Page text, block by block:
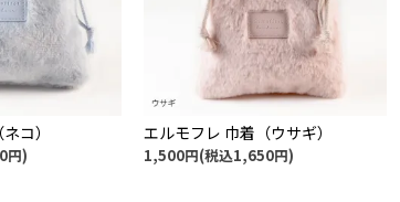
コ）
円)
エルモフレ 巾着（ウサギ）
1,500円(税込1,650円)